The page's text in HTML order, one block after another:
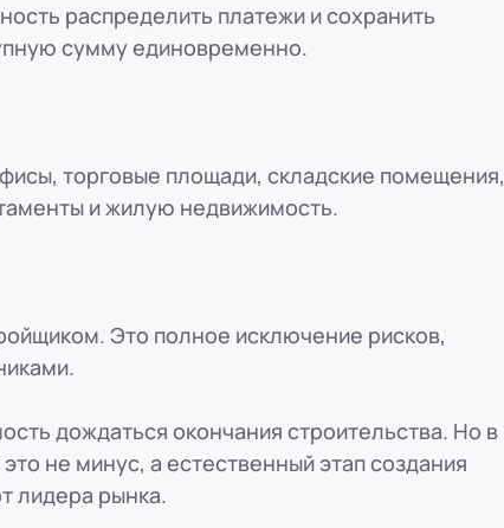
распределить платежи и сохранить
сумму единовременно.
торговые площади, складские помещения,
и жилую недвижимость.
Это полное исключение рисков,
дождаться окончания строительства. Но в
не минус, а естественный этап создания
лидера рынка.